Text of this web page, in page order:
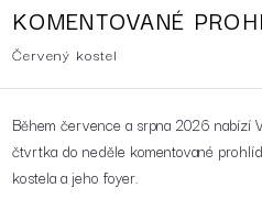
KOMENTOVANÉ
ČERVENÉHO KOSTELA
Červený kostel
Během července a srpna 2026 nabízí
čtvrtka do neděle komentované
kostela a jeho foyer.